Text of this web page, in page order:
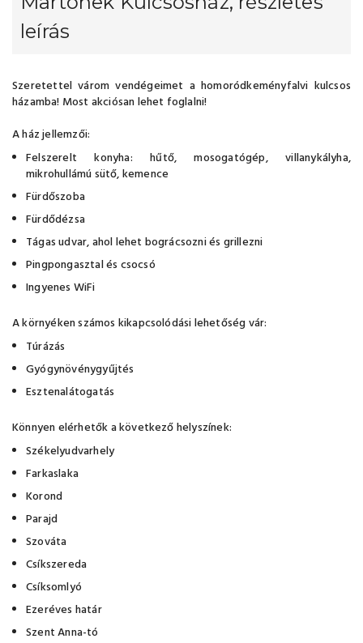
leírás
Szeretettel várom vendégeimet a homoródkeményfalvi kulcsos
házamba! Most akciósan lehet foglalni!
A ház jellemzői:
Felszerelt konyha: hűtő, mosogatógép, villanykályha,
mikrohullámú sütő, kemence
Fürdőszoba
Fürdődézsa
Tágas udvar, ahol lehet bográcsozni és grillezni
Pingpongasztal és csocsó
Ingyenes WiFi
A környéken számos kikapcsolódási lehetőség vár:
Túrázás
Gyógynövénygyűjtés
Esztenalátogatás
Könnyen elérhetők a következő helyszínek:
Székelyudvarhely
Farkaslaka
Korond
Parajd
Szováta
Csíkszereda
Csíksomlyó
Ezeréves határ
Szent Anna-tó